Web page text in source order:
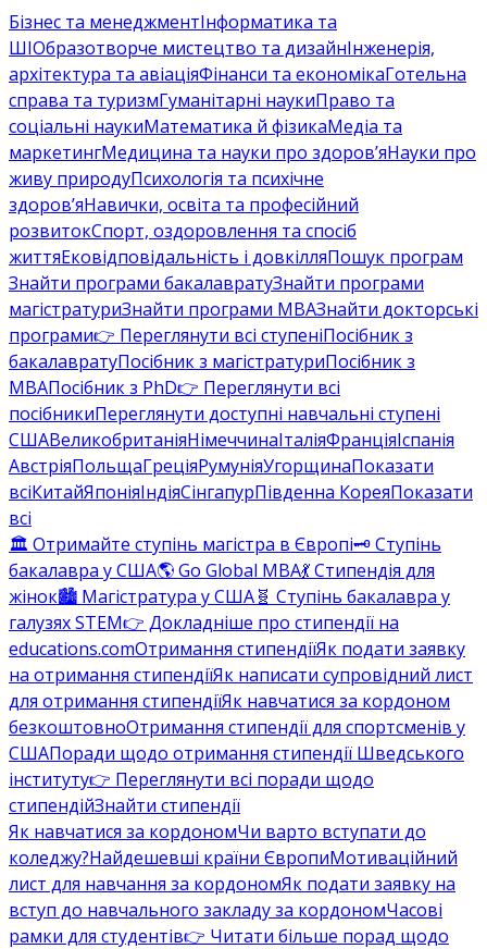
Бізнес та менеджментІнформатика та
ШІОбразотворче мистецтво та дизайнІнженерія,
архітектура та авіаціяФінанси та економікаГотельна
справа та туризмГуманітарні наукиПраво та
соціальні наукиМатематика й фізикаМедіа та
маркетингМедицина та науки про здоров’яНауки про
живу природуПсихологія та психічне
здоров’яНавички, освіта та професійний
розвитокСпорт, оздоровлення та спосіб
життяЕковідповідальність і довкілляПошук програм
Знайти програми бакалавратуЗнайти програми
магістратуриЗнайти програми MBAЗнайти докторські
програми👉 Переглянути всі ступеніПосібник з
бакалавратуПосібник з магістратуриПосібник з
MBAПосібник з PhD👉 Переглянути всі
посібникиПереглянути доступні навчальні ступені
СШАВеликобританіяНімеччинаІталіяФранціяІспанія
АвстріяПольщаГреціяРумуніяУгорщинаПоказати
всіКитайЯпоніяІндіяСінгапурПівденна КореяПоказати
всі
🏛️ Отримайте ступінь магістра в Європі🗝️ Ступінь
бакалавра у США🌎 Go Global MBA💃 Стипендія для
жінок🏙️ Магістратура у США🧬 Ступінь бакалавра у
галузях STEM👉 Докладніше про стипендії на
educations.comОтримання стипендіїЯк подати заявку
на отримання стипендіїЯк написати супровідний лист
для отримання стипендіїЯк навчатися за кордоном
безкоштовноОтримання стипендії для спортсменів у
СШАПоради щодо отримання стипендії Шведського
інституту👉 Переглянути всі поради щодо
стипендійЗнайти стипендії
Як навчатися за кордономЧи варто вступати до
коледжу?Найдешевші країни ЄвропиМотиваційний
лист для навчання за кордономЯк подати заявку на
вступ до навчального закладу за кордономЧасові
рамки для студентів👉 Читати більше порад щодо